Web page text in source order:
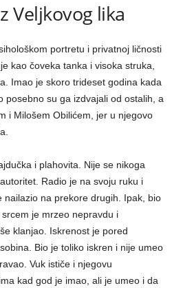
Veljkovog lika
portretu i privatnoj ličnosti
kao čoveka tanka i visoka struka,
Imao je skoro trideset godina kada
posebno su ga izdvajali od ostalih, a
i Milošem Obilićem, jer u njegovo
i plahovita. Nije se nikoga
Radio je na svoju ruku i
nailazio na prekore drugih. Ipak, bio
je mrzeo nepravdu i
klanjao. Iskrenost je pored
Bio je toliko iskren i nije umeo
Vuk ističe i njegovu
kad god je imao, ali je umeo i da